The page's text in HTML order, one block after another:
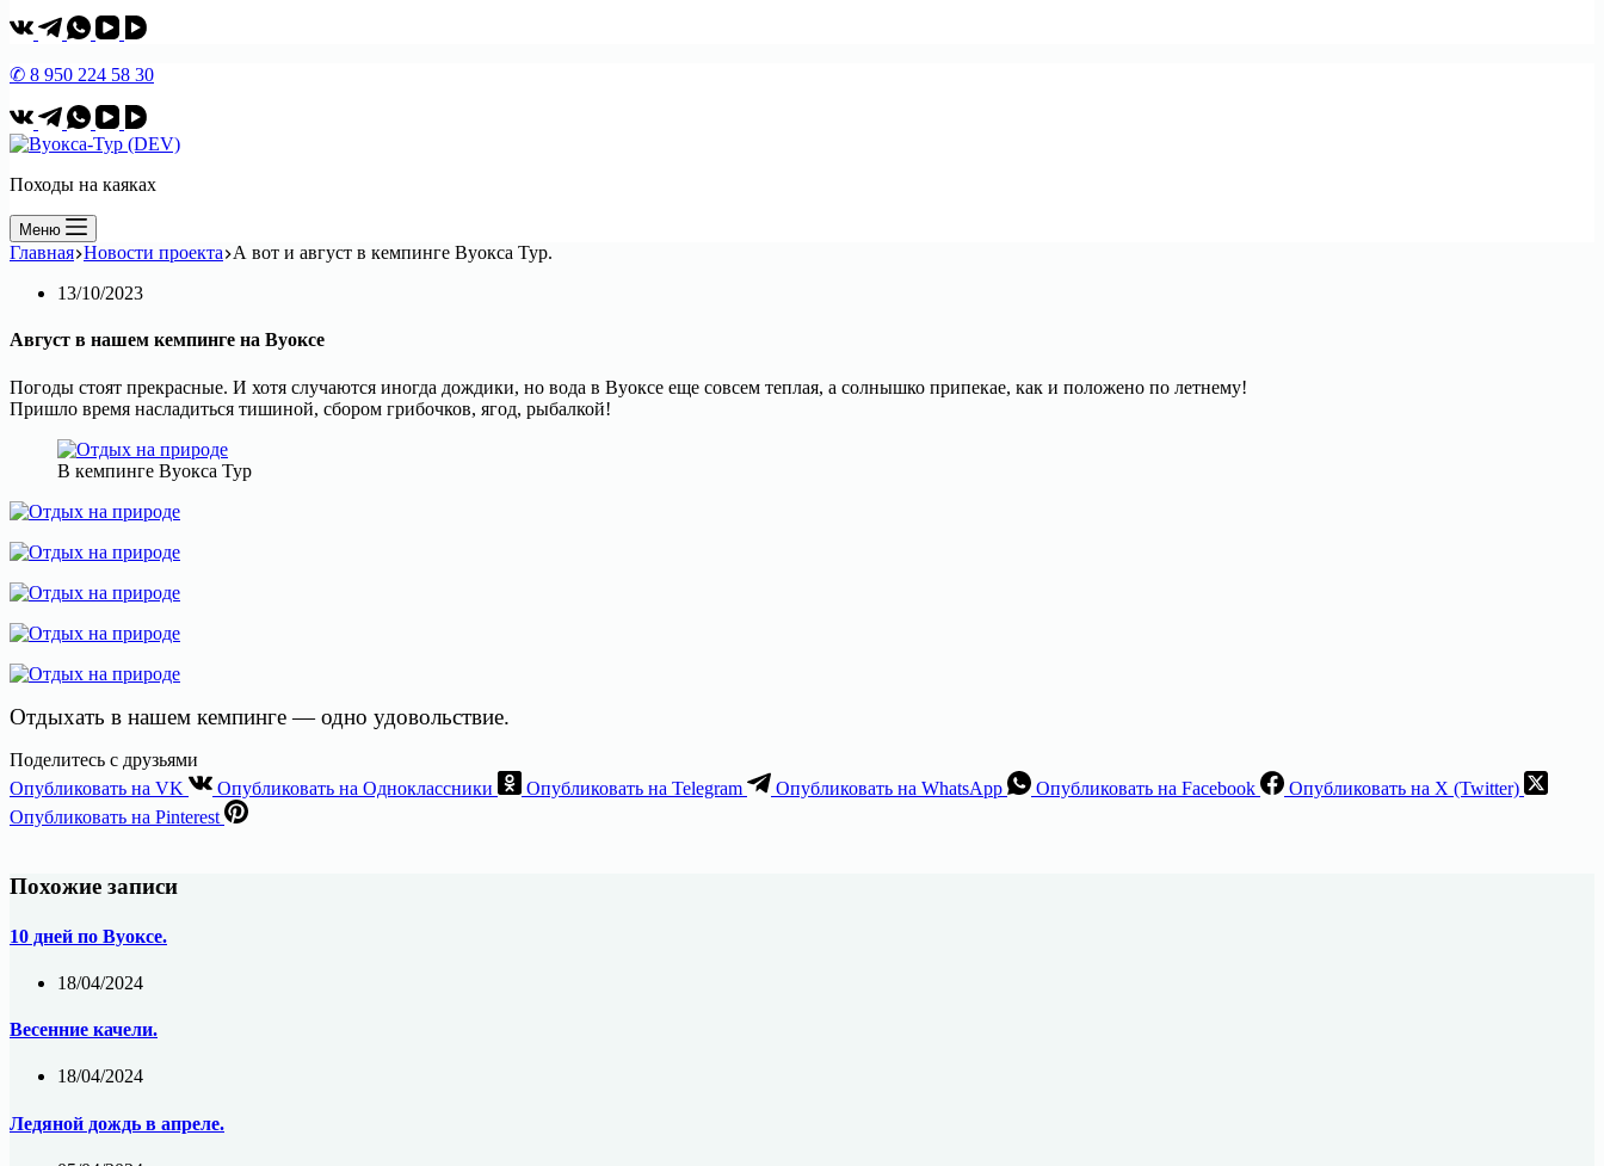
✆ 8 950 224 58 30
Походы на каяках
Меню
Главная Новости проекта А вот и август в кемпинге Вуокса Тур.
13/10/2023
Август в нашем кемпинге на Вуоксе
Погоды стоят прекрасные. И хотя случаются иногда дождики, но вода в Вуоксе еще совсем теплая, а солнышко припекае, как и положено по летнему!
Пришло время насладиться тишиной, сбором грибочков, ягод, рыбалкой!
В кемпинге Вуокса Тур
Отдыхать в нашем кемпинге — одно удовольствие.
Поделитесь с друзьями
Опубликовать на VK
Опубликовать на Одноклассники Опубликовать на Telegram Опубликовать на WhatsApp Опубликовать на Facebook
Опубликовать на X (Twitter)
Опубликовать на Pinterest
Похожие записи
10 дней по Вуоксе.
18/04/2024
Весенние качели.
18/04/2024
Ледяной дождь в апреле.